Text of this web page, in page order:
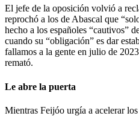
El jefe de la oposición volvió a
reprochó a los de Abascal que
hecho a los españoles “cautivos”
cuando su “obligación” es dar
fallamos a la gente en julio de
remató.
Le abre la puerta
Mientras Feijóo urgía a acelerar